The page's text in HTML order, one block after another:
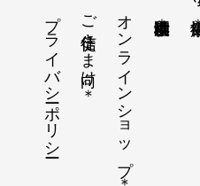
健康福祉＊
横浜孝道幼稚園＊
オンラインショップ＊
ご信徒さま向け＊
プライバシーポリシー